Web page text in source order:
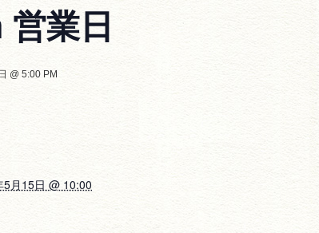
業日
@ 5:00 PM
5月15日 @ 10:00